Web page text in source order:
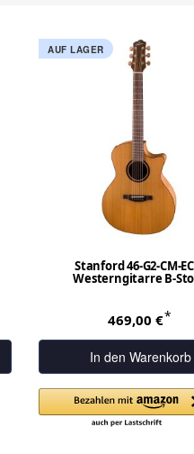
AUF LAGER
Stanford 46-G2-CM-
Westerngitarre B-
469,00 €*
In den Warenkorb